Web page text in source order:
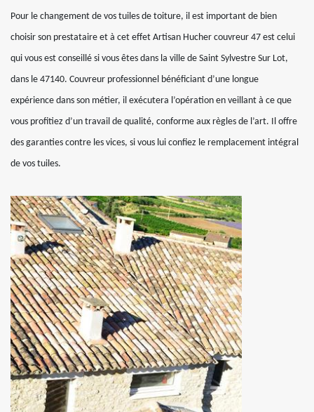
Pour le changement de vos tuiles de toiture, il est important de bien
choisir son prestataire et à cet effet Artisan Hucher couvreur 47 est celui
qui vous est conseillé si vous êtes dans la ville de Saint Sylvestre Sur Lot,
dans le 47140. Couvreur professionnel bénéficiant d’une longue
expérience dans son métier, il exécutera l’opération en veillant à ce que
vous profitiez d’un travail de qualité, conforme aux règles de l’art. Il offre
des garanties contre les vices, si vous lui confiez le remplacement intégral
de vos tuiles.